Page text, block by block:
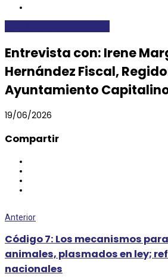
Entrevista con: Irene
Hernández Fiscal,
Ayuntamiento
19/06/2026
Compartir
Anterior
Código 7: Los mecanismos
animales, plasmados en ley;
nacionales